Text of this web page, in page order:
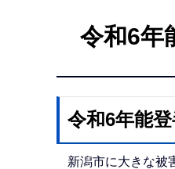
令和6年
令和6年能
新潟市に大きな被